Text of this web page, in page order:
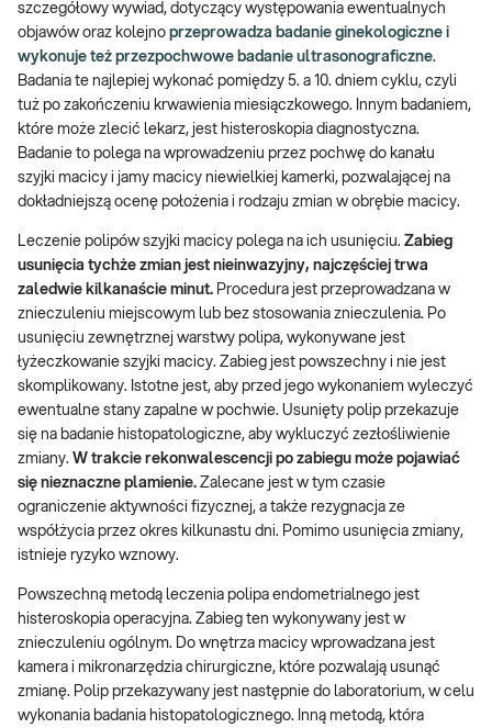
szczegółowy wywiad, dotyczący występowania ewentualnych
objawów oraz kolejno przeprowadza badanie ginekologiczne i
wykonuje też przezpochwowe badanie ultrasonograficzne.
Badania te najlepiej wykonać pomiędzy 5. a 10. dniem cyklu, czyli
tuż po zakończeniu krwawienia miesiączkowego. Innym badaniem,
które może zlecić lekarz, jest histeroskopia diagnostyczna.
Badanie to polega na wprowadzeniu przez pochwę do kanału
szyjki macicy i jamy macicy niewielkiej kamerki, pozwalającej na
dokładniejszą ocenę położenia i rodzaju zmian w obrębie macicy.
Leczenie polipów szyjki macicy polega na ich usunięciu. Zabieg
usunięcia tychże zmian jest nieinwazyjny, najczęściej trwa
zaledwie kilkanaście minut. Procedura jest przeprowadzana w
znieczuleniu miejscowym lub bez stosowania znieczulenia. Po
usunięciu zewnętrznej warstwy polipa, wykonywane jest
łyżeczkowanie szyjki macicy. Zabieg jest powszechny i nie jest
skomplikowany. Istotne jest, aby przed jego wykonaniem wyleczyć
ewentualne stany zapalne w pochwie. Usunięty polip przekazuje
się na badanie histopatologiczne, aby wykluczyć zezłośliwienie
zmiany. W trakcie rekonwalescencji po zabiegu może pojawiać
się nieznaczne plamienie. Zalecane jest w tym czasie
ograniczenie aktywności fizycznej, a także rezygnacja ze
współżycia przez okres kilkunastu dni. Pomimo usunięcia zmiany,
istnieje ryzyko wznowy.
Powszechną metodą leczenia polipa endometrialnego jest
histeroskopia operacyjna. Zabieg ten wykonywany jest w
znieczuleniu ogólnym. Do wnętrza macicy wprowadzana jest
kamera i mikronarzędzia chirurgiczne, które pozwalają usunąć
zmianę. Polip przekazywany jest następnie do laboratorium, w celu
wykonania badania histopatologicznego. Inną metodą, która